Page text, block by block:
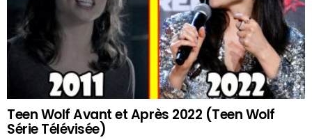
Teen Wolf Avant et Après 2022 (Teen Wolf
Série Télévisée)